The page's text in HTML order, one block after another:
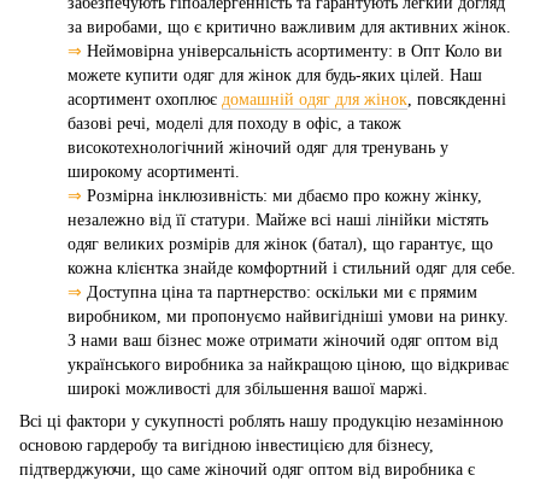
за виробами, що є критично важливим для активних жінок.
⇒ Неймовірна універсальність асортименту: в Опт Коло ви
можете купити одяг для жінок для будь-яких цілей. Наш
асортимент охоплює домашній одяг для жінок , повсякденні
базові речі, моделі для походу в офіс, а також
високотехнологічний жіночий одяг для тренувань у
широкому асортименті.
⇒ Розмірна інклюзивність: ми дбаємо про кожну жінку,
незалежно від її статури. Майже всі наші лінійки містять
одяг великих розмірів для жінок (батал), що гарантує, що
кожна клієнтка знайде комфортний і стильний одяг для себе.
⇒ Доступна ціна та партнерство: оскільки ми є прямим
виробником, ми пропонуємо найвигідніші умови на ринку.
З нами ваш бізнес може отримати жіночий одяг оптом від
українського виробника за найкращою ціною, що відкриває
широкі можливості для збільшення вашої маржі.
Всі ці фактори у сукупності роблять нашу продукцію незамінною
основою гардеробу та вигідною інвестицією для бізнесу,
підтверджуючи, що саме жіночий одяг оптом від виробника є